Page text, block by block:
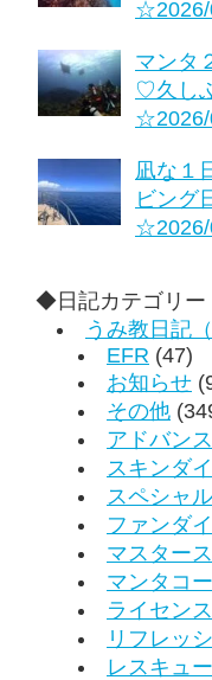
☆2026/
マンタ
♡久し
☆2026/
凪な１
ビング
☆2026/
◆日記カテゴリー
うみ教日記
EFR (47)
お知らせ
その他
アドバン
スキンダ
スペシャ
ファンダ
マスター
マンタコ
ライセン
リフレッ
レスキュー